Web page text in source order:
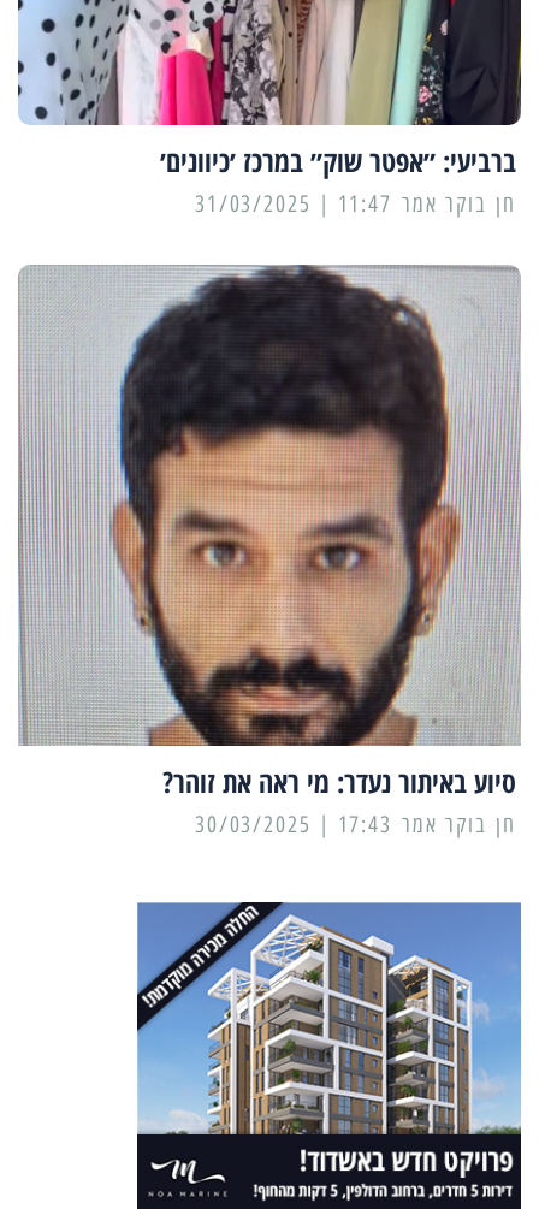
ברביעי: ״אפטר שוק״ במרכז ׳כיוונים׳
11:47 | 31/03/2025
סיוע באיתור נעדר: מי ראה את זוהר?
17:43 | 30/03/2025